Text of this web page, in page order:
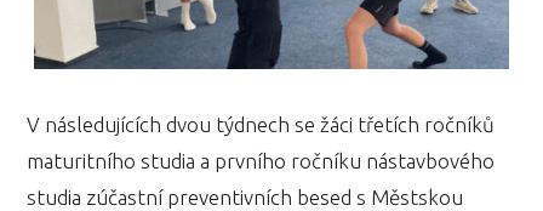
V následujících dvou týdnech se žáci třetích ročníků
maturitního studia a prvního ročníku nástavbového
studia zúčastní preventivních besed s Městskou